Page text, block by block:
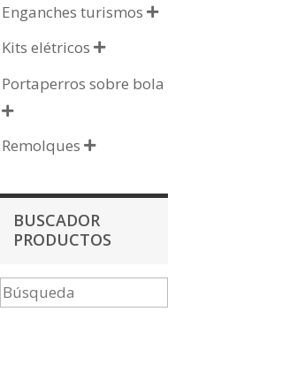
Enganches turismos 
Kits elétricos 
Portaperros sobre bola

Remolques 
BUSCADOR
PRODUCTOS